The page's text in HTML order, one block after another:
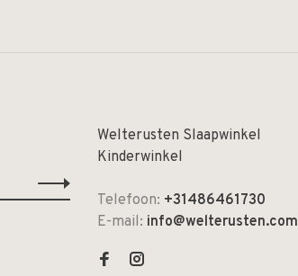
Welterusten Slaapwinkel
Kinderwinkel
Telefoon: +31486461730
E-mail: info@welterusten.com